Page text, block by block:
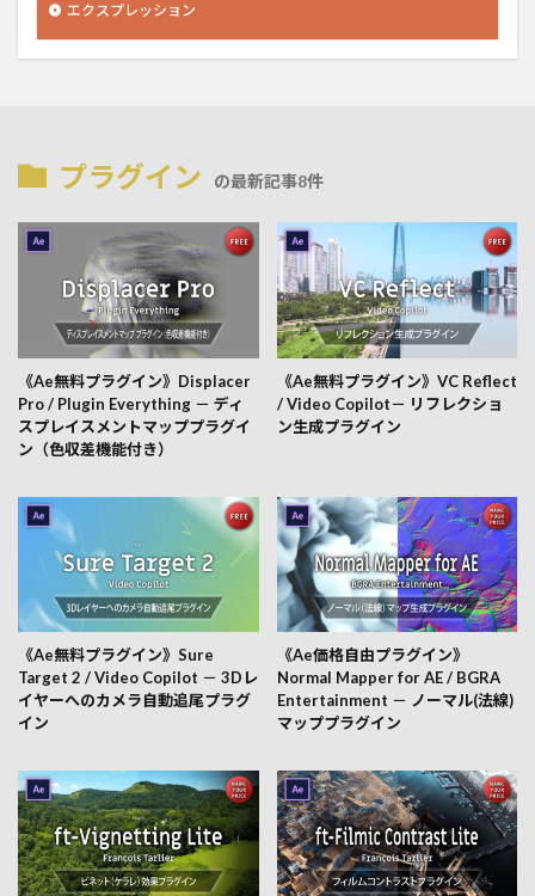
エクスプレッション
プラグイン の最新記事8件
《Ae無料プラグイン》Displacer
Pro / Plugin Everything － ディ
スプレイスメントマッププラグイ
ン（色収差機能付き）
《Ae無料プラグイン》VC Reflect
/ Video Copilot－ リフレクショ
ン生成プラグイン
《Ae無料プラグイン》Sure
Target 2 / Video Copilot － 3Dレ
イヤーへのカメラ自動追尾プラグ
イン
《Ae価格自由プラグイン》
Normal Mapper for AE / BGRA
Entertainment － ノーマル(法線)
マッププラグイン